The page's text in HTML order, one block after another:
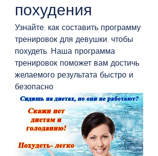
похудения
Узнайте, как составить программу
тренировок для девушки, чтобы
похудеть. Наша программа
тренировок поможет вам достичь
желаемого результата быстро и
безопасно.